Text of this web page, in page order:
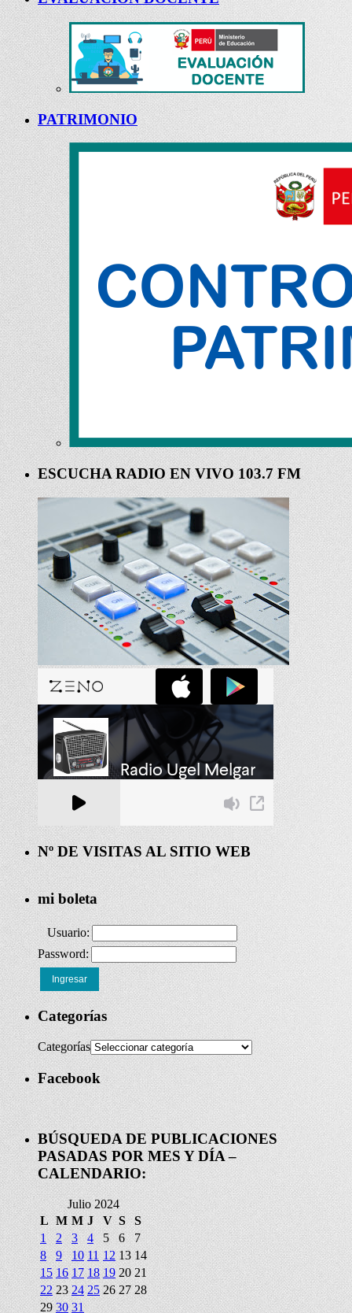
PATRIMONIO
ESCUCHA RADIO EN VIVO 103.7 FM
Nº DE VISITAS AL SITIO WEB
mi boleta
Usuario:
Password:
Ingresar
Categorías
Categorías
Facebook
BÚSQUEDA DE PUBLICACIONES
PASADAS POR MES Y DÍA –
CALENDARIO:
Julio 2024
L M M J V S S
1 2 3 4 5 6
7
8
9 10 11 12 13 14
15 16 17 18 19 20 21
22 23 24 25 26 27 28
29 30 31